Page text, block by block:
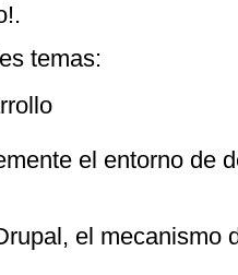
temas:
el entorno de
el mecanismo